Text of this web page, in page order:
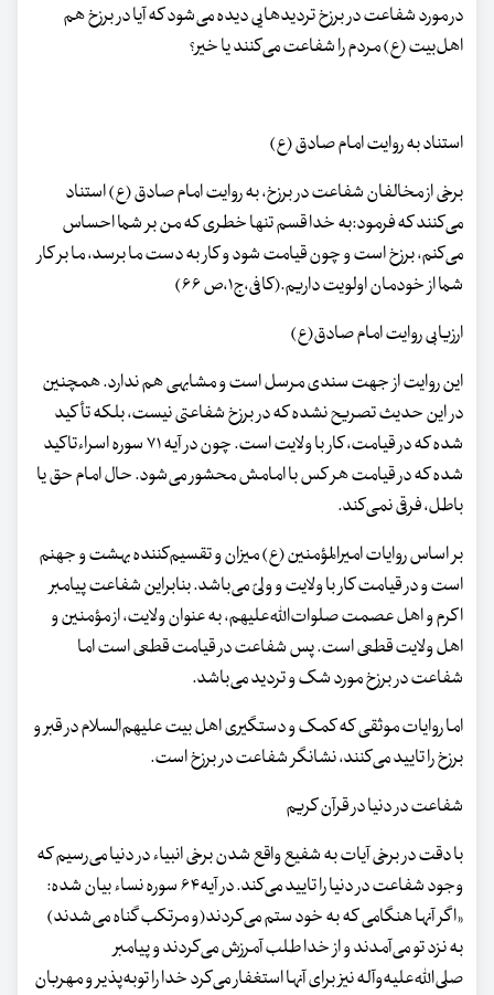
در مورد شفاعت در برزخ تردیدهایی دیده می‌شود که آیا در برزخ هم
اهل‌بیت (ع) مردم را شفاعت می‌کنند یا خیر؟
استناد به روایت امام صادق (ع)
برخی از مخالفان شفاعت در برزخ، به روایت امام صادق (ع) استناد
می‌کنند که فرمود:به خدا قسم تنها خطری که من بر شما احساس
می‌کنم، برزخ است و چون قیامت شود و کار به دست ما برسد، ما بر کار
شما از خودمان اولویت داریم.(کافی،ج۱،ص ۶۶)
ارزیابی روایت امام صادق‌(ع)
این روایت از جهت سندی مرسل است و مشابهی هم ندارد. همچنین
در این حدیث تصریح نشده که در برزخ شفاعتی نیست، بلکه تأکید
شده که در قیامت، کار با ولایت است. چون در آیه ۷۱ سوره اسراءتاکید
شده که در قیامت هر کس با امامش محشور می‌شود. حال امام حق یا
باطل، فرقی نمی‌کند.
بر اساس روایات امیرالمؤمنین (ع) میزان و تقسیم‌کننده بهشت و جهنم
است و در قیامت کار با ولایت و ولیّ می‌باشد. بنابراین شفاعت پیامبر
اکرم و اهل عصمت صلوات‌الله‌علیهم، به عنوان ولایت، از مؤمنین و
اهل ولایت قطعی است. پس شفاعت در قیامت قطعی است اما
شفاعت در برزخ مورد شک و تردید می‌باشد.
اما روایات موثقی که کمک و دستگیری اهل بیت علیهم‌السلام در قبر و
برزخ را تایید می‌کنند، نشانگر شفاعت در برزخ است.
شفاعت در دنیا در قرآن کریم
با دقت در برخی آیات به شفیع واقع شدن برخی انبیاء در دنیا می‌رسیم که
وجود شفاعت در دنیا را تایید می‌کند. در آیه۶۴ سوره نساء بیان شده:
«اگر آنها هنگامی که به خود ستم می‌کردند(و مرتکب گناه می‌شدند)
به نزد تو می‌آمدند و از خدا طلب آمرزش می‌کردند و پیامبر
صلی‌الله‌علیه‌وآله نیز برای آنها استغفار می‌کرد خدا را توبه‌پذیر و مهربان